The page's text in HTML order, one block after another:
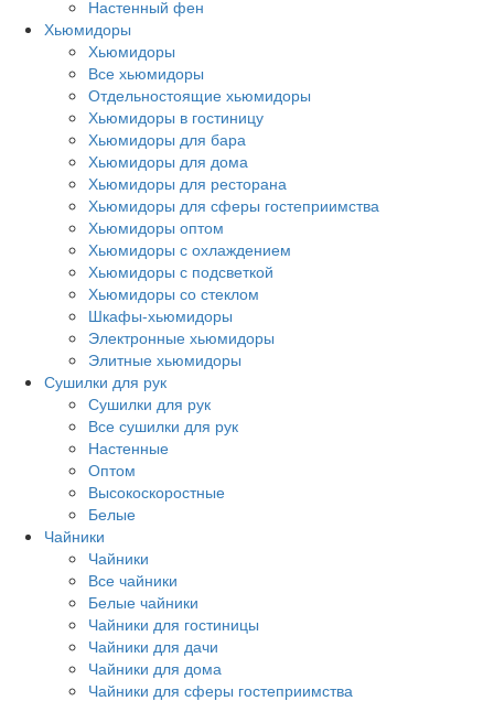
Настенный фен
Хьюмидоры
Хьюмидоры
Все хьюмидоры
Отдельностоящие хьюмидоры
Хьюмидоры в гостиницу
Хьюмидоры для бара
Хьюмидоры для дома
Хьюмидоры для ресторана
Хьюмидоры для сферы гостеприимства
Хьюмидоры оптом
Хьюмидоры с охлаждением
Хьюмидоры с подсветкой
Хьюмидоры со стеклом
Шкафы-хьюмидоры
Электронные хьюмидоры
Элитные хьюмидоры
Сушилки для рук
Сушилки для рук
Все сушилки для рук
Настенные
Оптом
Высокоскоростные
Белые
Чайники
Чайники
Все чайники
Белые чайники
Чайники для гостиницы
Чайники для дачи
Чайники для дома
Чайники для сферы гостеприимства